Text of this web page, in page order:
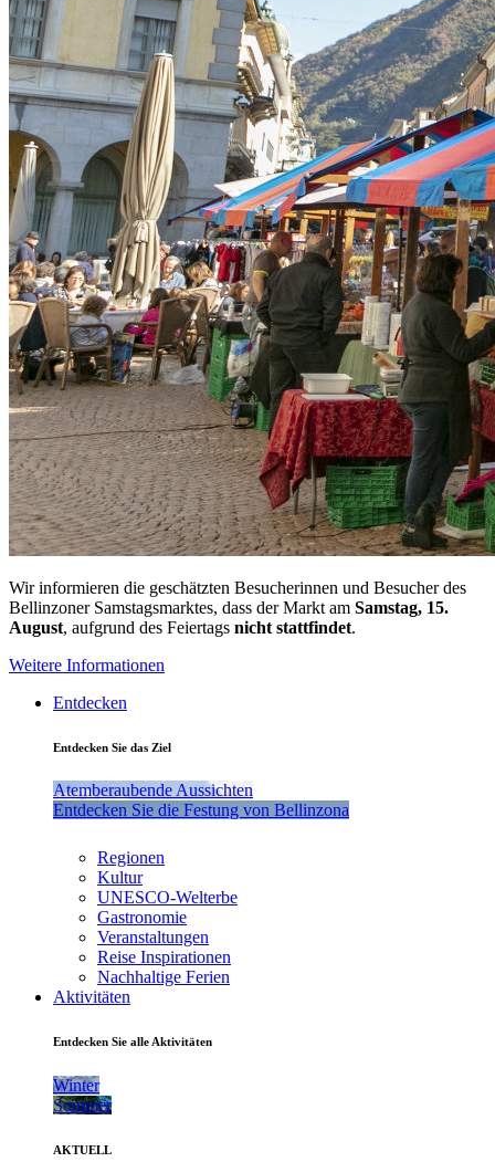
Wir informieren die geschätzten Besucherinnen und Besucher des
Bellinzoner Samstagsmarktes, dass der Markt am Samstag, 15.
August, aufgrund des Feiertags nicht stattfindet.
Weitere Informationen
Entdecken
Entdecken Sie das Ziel
Atemberaubende Aussichten
Entdecken Sie die Festung von Bellinzona
Regionen
Kultur
UNESCO-Welterbe
Gastronomie
Veranstaltungen
Reise Inspirationen
Nachhaltige Ferien
Aktivitäten
Entdecken Sie alle Aktivitäten
Winter
Sommer
AKTUELL